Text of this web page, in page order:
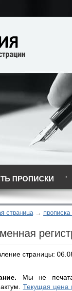
ПРОПИСКИ
страница
страницы:
Мы не
Текущая цена